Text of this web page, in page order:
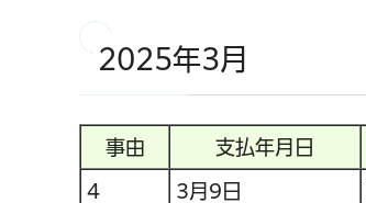
2025年3月
事由 支払年月日
4 3月9日